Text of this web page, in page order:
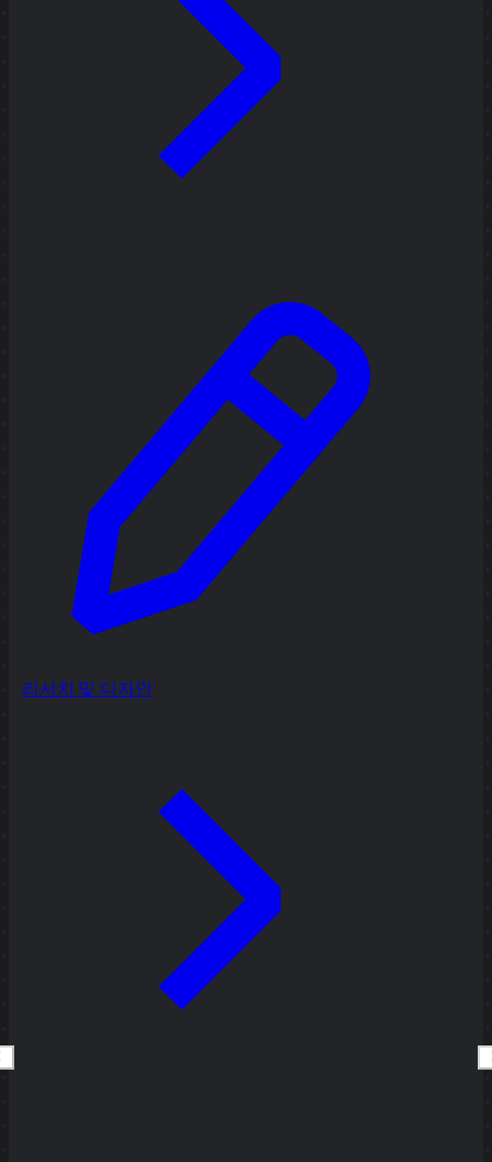
리서치 및 디자인